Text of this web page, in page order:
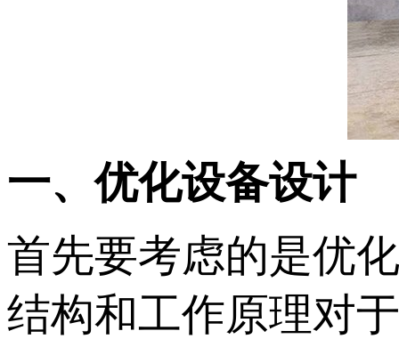
一、优化设备设计
首先要考虑的是优
结构和工作原理对